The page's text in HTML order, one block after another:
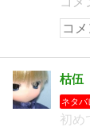
枯伍
ネタバ
初め